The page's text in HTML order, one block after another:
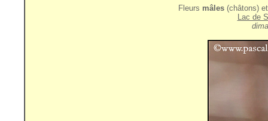
Fleurs mâles (châtons)
Lac de